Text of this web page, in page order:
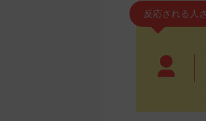
反応される人